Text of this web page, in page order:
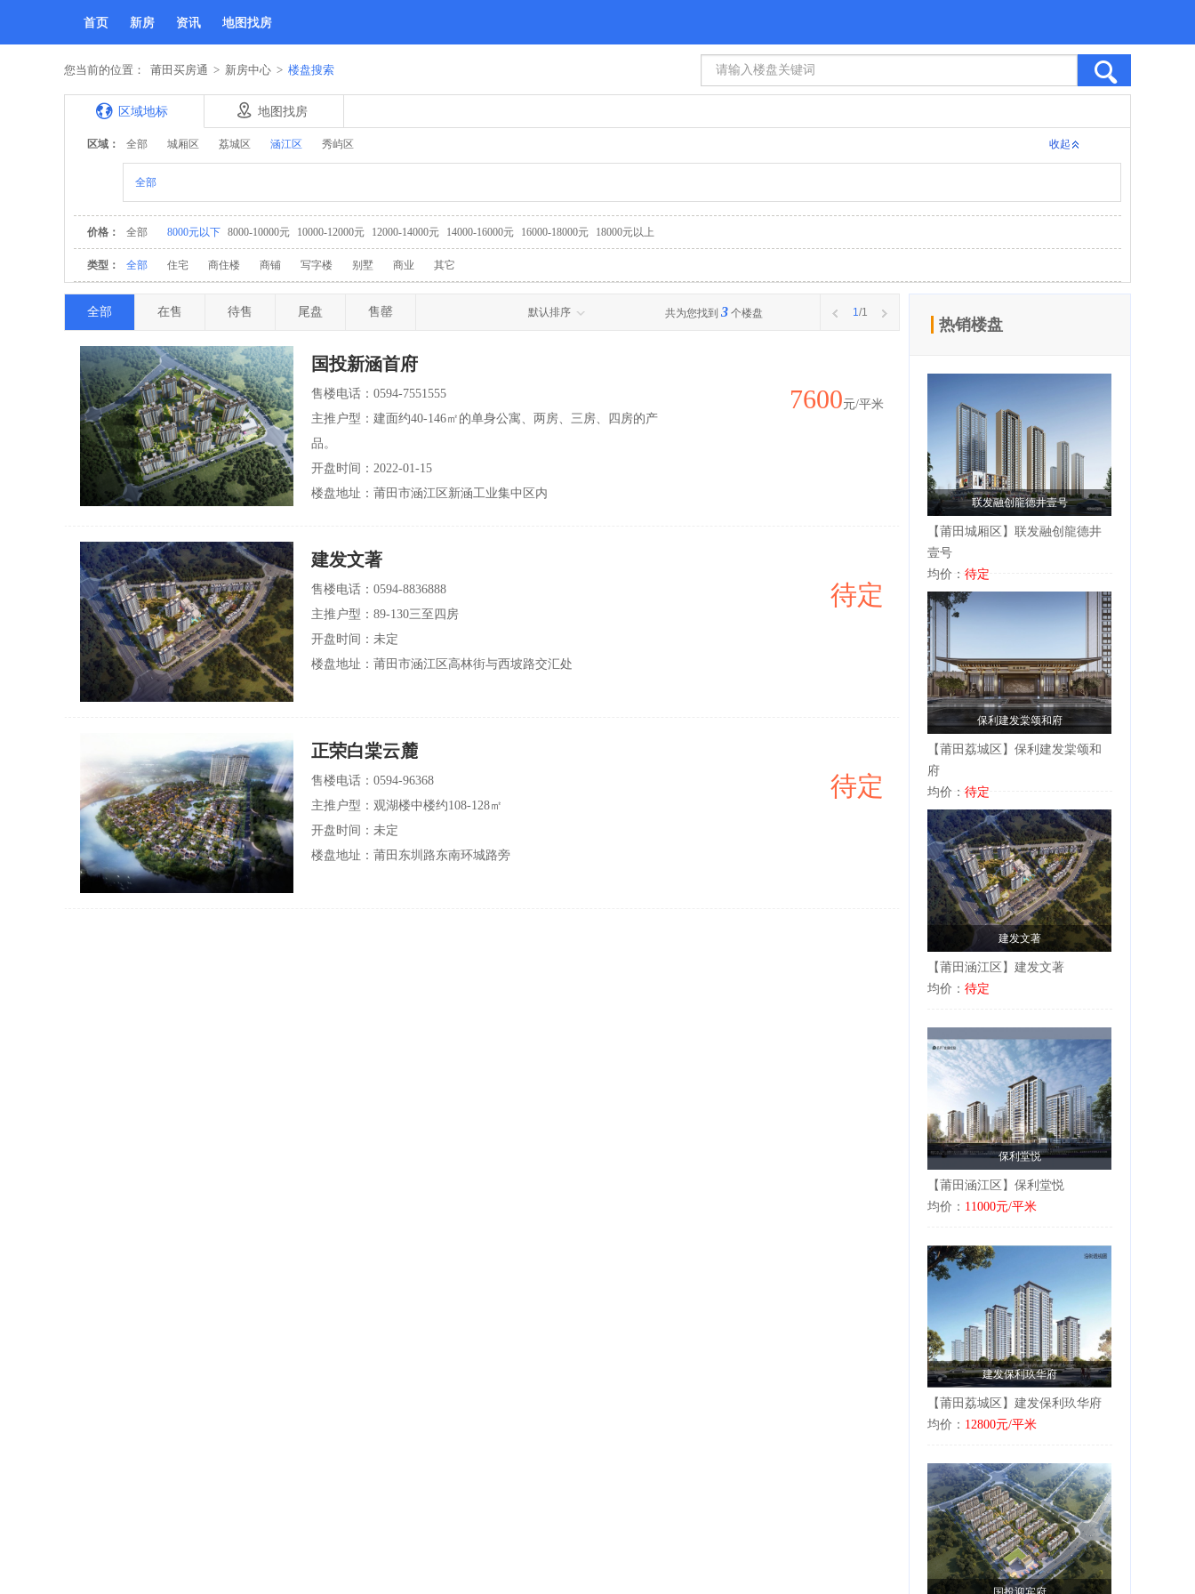
首页 新房 资讯 地图找房
您当前的位置： 莆田买房通 > 新房中心 > 楼盘搜索
区域地标 地图找房
区域： 收起
全部 城厢区 荔城区 涵江区 秀屿区
全部
价格： 全部 8000元以下 8000-10000元 10000-12000元 12000-14000元 14000-16000元 16000-18000元 18000元以上
类型： 全部 住宅 商住楼 商铺 写字楼 别墅 商业 其它
全部 在售 待售 尾盘 售罄 默认排序 共为您找到 3 个楼盘 1/1
国投新涵首府
售楼电话：0594-7551555
主推户型： 建面约40-146㎡的单身公寓、两房、三房、四房的产
品。
开盘时间：2022-01-15
楼盘地址：莆田市涵江区新涵工业集中区内
7600元/平米
建发文著
售楼电话：0594-8836888
主推户型： 89-130三至四房
开盘时间：未定
楼盘地址：莆田市涵江区高林街与西坡路交汇处
待定
正荣白棠云麓
售楼电话：0594-96368
主推户型： 观湖楼中楼约108-128㎡
开盘时间：未定
楼盘地址：莆田东圳路东南环城路旁
待定
热销楼盘
联发融创龍德井壹号
【莆田城厢区】联发融创龍德井
壹号
均价： 待定
保利建发棠颂和府
【莆田荔城区】保利建发棠颂和
府
均价： 待定
建发文著
【莆田涵江区】建发文著
均价： 待定
保利堂悦
【莆田涵江区】保利堂悦
均价： 11000元/平米
建发保利玖华府
【莆田荔城区】建发保利玖华府
均价： 12800元/平米